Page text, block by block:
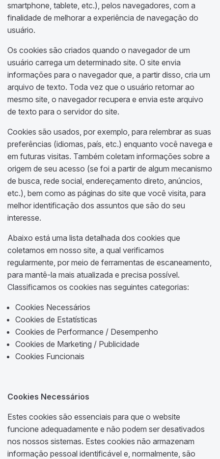
smartphone, tablete, etc.), pelos navegadores, com a
finalidade de melhorar a experiência de navegação do
usuário.
Os cookies são criados quando o navegador de um
usuário carrega um determinado site. O site envia
informações para o navegador que, a partir disso, cria um
arquivo de texto. Toda vez que o usuário retornar ao
mesmo site, o navegador recupera e envia este arquivo
de texto para o servidor do site.
Cookies são usados, por exemplo, para relembrar as suas
preferências (idiomas, país, etc.) enquanto você navega e
em futuras visitas. Também coletam informações sobre a
origem de seu acesso (se foi a partir de algum mecanismo
de busca, rede social, endereçamento direto, anúncios,
etc.), bem como as páginas do site que você visita, para
melhor identificação dos assuntos que são do seu
interesse.
Abaixo está uma lista detalhada dos cookies que
coletamos em nosso site, a qual verificamos
regularmente, por meio de ferramentas de escaneamento,
para mantê-la mais atualizada e precisa possível.
Classificamos os cookies nas seguintes categorias:
Cookies Necessários
Cookies de Estatísticas
Cookies de Performance / Desempenho
Cookies de Marketing / Publicidade
Cookies Funcionais
Cookies Necessários
Estes cookies são essenciais para que o website
funcione adequadamente e não podem ser desativados
nos nossos sistemas. Estes cookies não armazenam
informação pessoal identificável e, normalmente, são